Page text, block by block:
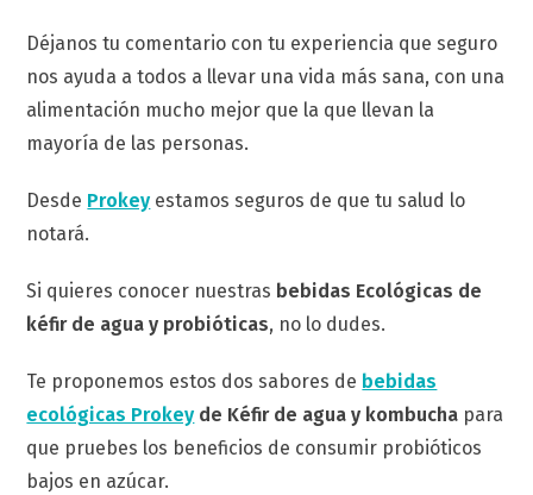
Déjanos tu comentario con tu experiencia que seguro
nos ayuda a todos a llevar una vida más sana, con una
alimentación mucho mejor que la que llevan la
mayoría de las personas.
Desde Prokey estamos seguros de que tu salud lo
notará.
Si quieres conocer nuestras bebidas Ecológicas de
kéfir de agua y probióticas, no lo dudes.
Te proponemos estos dos sabores de bebidas
ecológicas Prokey de Kéfir de agua y kombucha para
que pruebes los beneficios de consumir probióticos
bajos en azúcar.